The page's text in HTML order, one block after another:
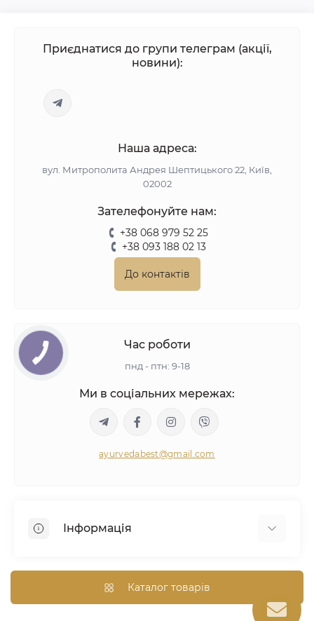
Приєднатися до групи телеграм (акції,
новини):
Наша адреса:
вул. Митрополита Андрея Шептицького 22, Київ,
02002
Зателефонуйте нам:
+38 068 979 52 25
+38 093 188 02 13
До контактів
Час роботи
пнд - птн: 9-18
Ми в соціальних мережах:
ayurvedabest@gmail.com
Інформація
Аюрведична консультація
Оптом/Знижки
Каталог товарів